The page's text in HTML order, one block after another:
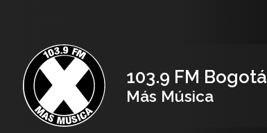
103.9 FM Bogotá
Más Música